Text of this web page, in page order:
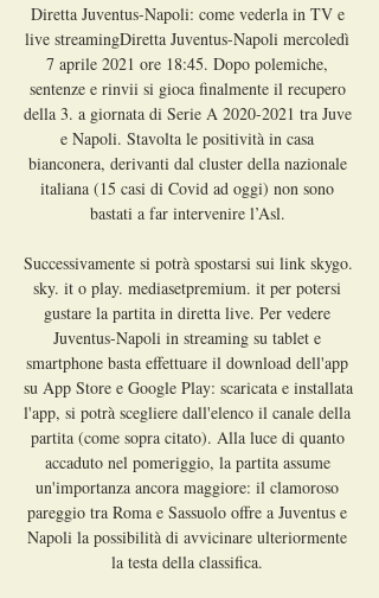
Diretta Juventus-Napoli: come vederla in TV e
live streamingDiretta Juventus-Napoli mercoledì
7 aprile 2021 ore 18:45. Dopo polemiche,
sentenze e rinvii si gioca finalmente il recupero
della 3. a giornata di Serie A 2020-2021 tra Juve
e Napoli. Stavolta le positività in casa
bianconera, derivanti dal cluster della nazionale
italiana (15 casi di Covid ad oggi) non sono
bastati a far intervenire l’Asl.
Successivamente si potrà spostarsi sui link skygo.
sky. it o play. mediasetpremium. it per potersi
gustare la partita in diretta live. Per vedere
Juventus-Napoli in streaming su tablet e
smartphone basta effettuare il download dell'app
su App Store e Google Play: scaricata e installata
l'app, si potrà scegliere dall'elenco il canale della
partita (come sopra citato). Alla luce di quanto
accaduto nel pomeriggio, la partita assume
un'importanza ancora maggiore: il clamoroso
pareggio tra Roma e Sassuolo offre a Juventus e
Napoli la possibilità di avvicinare ulteriormente
la testa della classifica.